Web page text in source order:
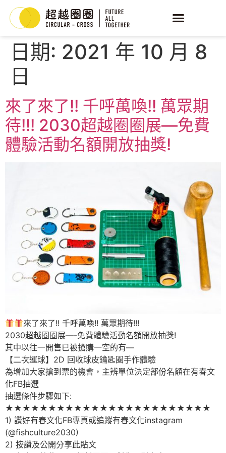
日期: 2021 年 10 月 8
日
來了來了!! 千呼萬喚!! 萬眾期
待!!! 2030超越圈圈展—免費
體驗活動名額開放抽獎!
來了來了!! 千呼萬喚!! 萬眾期待!!!
2030超越圈圈展—-免費體驗活動名額開放抽獎!
其中以往一開售已被搶購一空的有—
【二次運球】2D 回收球皮鑰匙圈手作體驗
為增加大家搶到票的機會，主辨單位決定部份名額在有春文
化FB抽選
抽選條件步驟如下:
★★★★★★★★★★★★★★★★★★★★★★★★
1) 讚好有春文化FB專頁或追蹤有春文化instagram
(@fishculture2030)
2) 按讚及公開分享此貼文